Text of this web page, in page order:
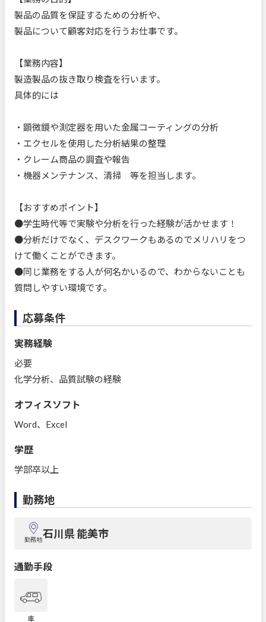
製品の品質を保証するための分析や、
製品について顧客対応を行うお仕事です。
【業務内容】
製造製品の抜き取り検査を行います。
具体的には
・顕微鏡や測定器を用いた金属コーティングの分析
・エクセルを使用した分析結果の整理
・クレーム商品の調査や報告
・機器メンテナンス、清掃 等を担当します。
【おすすめポイント】
●学生時代等で実験や分析を行った経験が活かせます！
●分析だけでなく、デスクワークもあるのでメリハリをつ
けて働くことができます。
●同じ業務をする人が何名かいるので、わからないことも
質問しやすい環境です。
応募条件
実務経験
必要
化学分析、品質試験の経験
オフィスソフト
Word、Excel
学歴
学部卒以上
勤務地
勤務地石川県 能美市
通勤手段
車